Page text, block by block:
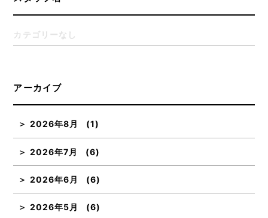
カテゴリーなし
アーカイブ
2026年8月 (1)
2026年7月 (6)
2026年6月 (6)
2026年5月 (6)